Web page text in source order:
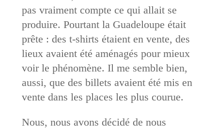
pas vraiment compte ce qui allait se
produire. Pourtant la Guadeloupe était
prête : des t-shirts étaient en vente, des
lieux avaient été aménagés pour mieux
voir le phénomène. Il me semble bien,
aussi, que des billets avaient été mis en
vente dans les places les plus courue.
Nous, nous avons décidé de nous